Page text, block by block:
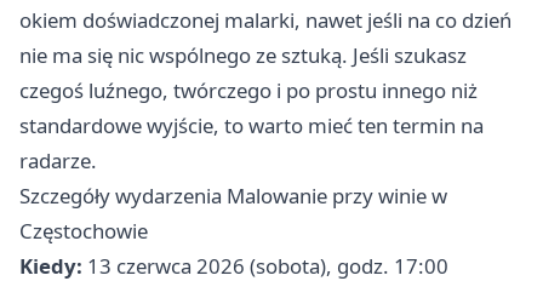
okiem doświadczonej malarki, nawet jeśli na co dzień
nie ma się nic wspólnego ze sztuką. Jeśli szukasz
czegoś luźnego, twórczego i po prostu innego niż
standardowe wyjście, to warto mieć ten termin na
radarze.
Szczegóły wydarzenia Malowanie przy winie w
Częstochowie
Kiedy: 13 czerwca 2026 (sobota), godz. 17:00